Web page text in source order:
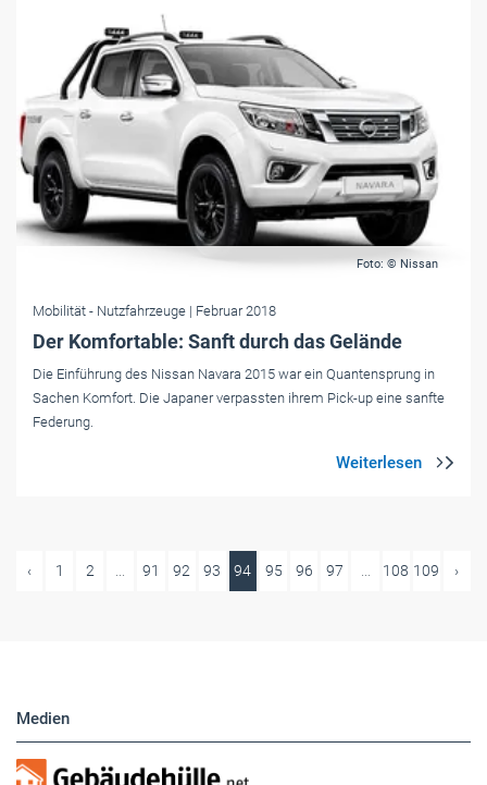
Foto: © Nissan
Mobilität - Nutzfahrzeuge | Februar 2018
Der Komfortable: Sanft durch das Gelände
Die Einführung des Nissan Navara 2015 war ein Quantensprung in
Sachen Komfort. Die Japaner verpassten ihrem Pick-up eine sanfte
Federung.
‹ 1 2 ... 91 92 93 94 95 96 97 ... 108 109 ›
Medien